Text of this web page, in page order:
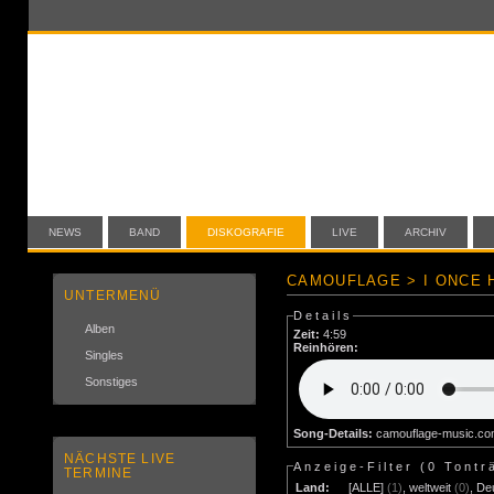
NEWS BAND DISKOGRAFIE LIVE ARCHIV
UNTERMENÜ
Alben
Singles
Sonstiges
NÄCHSTE LIVE
TERMINE
CAMOUFLAGE > I ONCE
Details
Zeit: 4:59
Reinhören:
Song-Details: camouflage-
Anzeige-Filter (0
Land:
[ALLE] (1) ,weltweit (0)